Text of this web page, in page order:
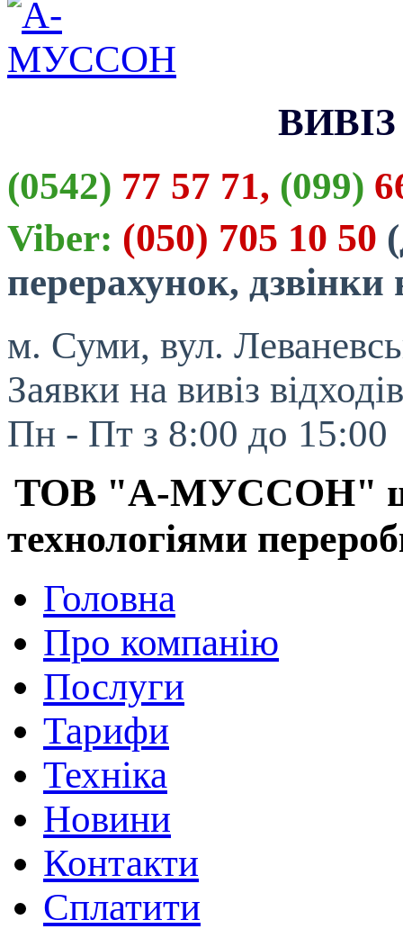
(0542) 77 57 71, (099)
Viber: (050) 705 10 50
перерахунок,
м. Суми, вул.
Заявки на вивіз
Пн - Пт з 8:00 до 15:00
ТОВ "А-МУССОН"
технологіями
Головна
Про компанію
Послуги
Тарифи
Техніка
Новини
Контакти
Сплатити